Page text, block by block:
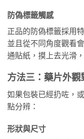
防偽標籤觸感
正品的防偽標籤採用
並且從不同角度觀看
通貼紙，摸上去光滑
方法三：藥片外觀
如果包裝已經扔咗，
點分辨：
形狀與尺寸